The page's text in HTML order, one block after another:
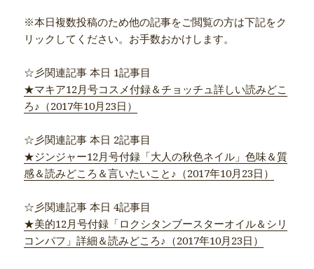
※本日複数投稿のため他の記事をご閲覧の方は下記をク
リックしてください。お手数おかけします。
☆彡関連記事 本日 1記事目
★マキア12月号コスメ付録＆チョッチュ詳しい読みどこ
ろ♪（2017年10月23日）
☆彡関連記事 本日 2記事目
★ジンジャー12月号付録「大人の秋色ネイル」色味＆質
感＆読みどころ＆言いたいこと♪（2017年10月23日）
☆彡関連記事 本日 4記事目
★美的12月号付録「ロクシタンブースターオイル＆シリ
コンパフ」詳細＆読みどころ♪（2017年10月23日）